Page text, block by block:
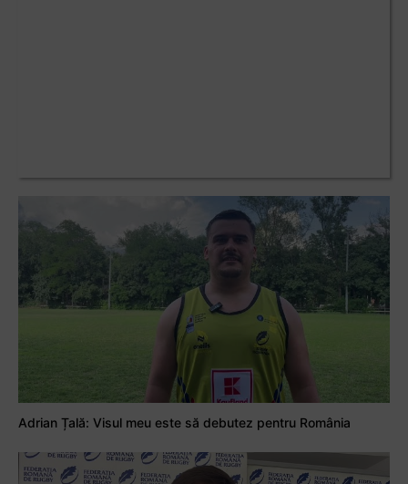
Adrian Țală: Visul meu este să debutez pentru România